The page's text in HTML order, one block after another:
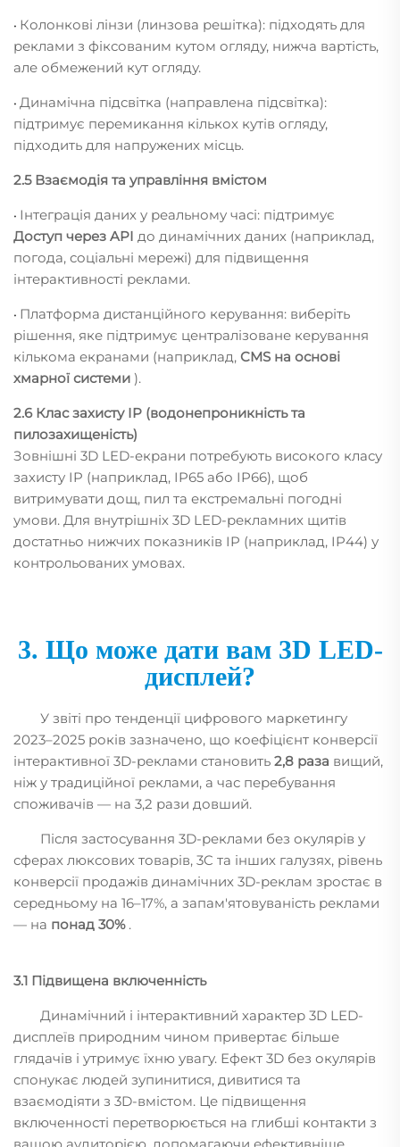
• Колонкові лінзи (линзова решітка): підходять для
реклами з фіксованим кутом огляду, нижча вартість,
але обмежений кут огляду.
• Динамічна підсвітка (направлена підсвітка):
підтримує перемикання кількох кутів огляду,
підходить для напружених місць.
2.5 Взаємодія та управління вмістом
• Інтеграція даних у реальному часі: підтримує
Доступ через API до динамічних даних (наприклад,
погода, соціальні мережі) для підвищення
інтерактивності реклами.
• Платформа дистанційного керування: виберіть
рішення, яке підтримує централізоване керування
кількома екранами (наприклад, CMS на основі
хмарної системи ).
2.6 Клас захисту IP (водонепроникність та
пилозахищеність)
Зовнішні 3D LED-екрани потребують високого класу
захисту IP (наприклад, IP65 або IP66), щоб
витримувати дощ, пил та екстремальні погодні
умови. Для внутрішніх 3D LED-рекламних щитів
достатньо нижчих показників IP (наприклад, IP44) у
контрольованих умовах.
3. Що може дати вам 3D LED-
дисплей?
У звіті про тенденції цифрового маркетингу
2023–2025 років зазначено, що коефіцієнт конверсії
інтерактивної 3D-реклами становить 2,8 раза вищий,
ніж у традиційної реклами, а час перебування
споживачів — на 3,2 рази довший.
Після застосування 3D-реклами без окулярів у
сферах люксових товарів, 3C та інших галузях, рівень
конверсії продажів динамічних 3D-реклам зростає в
середньому на 16–17%, а запам'ятовуваність реклами
— на понад 30% .
3.1 Підвищена включенність
Динамічний і інтерактивний характер 3D LED-
дисплеїв природним чином привертає більше
глядачів і утримує їхню увагу. Ефект 3D без окулярів
спонукає людей зупинитися, дивитися та
взаємодіяти з 3D-вмістом. Це підвищення
включенності перетворюється на глибші контакти з